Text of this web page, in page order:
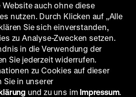
schlafwandlerischer Sicherheit
das Œuvre von Rita Azevedo
gebaute Bilder, von
bestimmte Welten, ein
und Kunst, Traum- und
Website auch ohne diese
nutzen. Durch Klicken auf „Alle
Sie sich einverstanden,
zu Analyse-Zwecken setzen.
in die Verwendung der
Sie jederzeit widerrufen.
zu Cookies auf dieser
Sie in unserer
und zu uns im Impressum.